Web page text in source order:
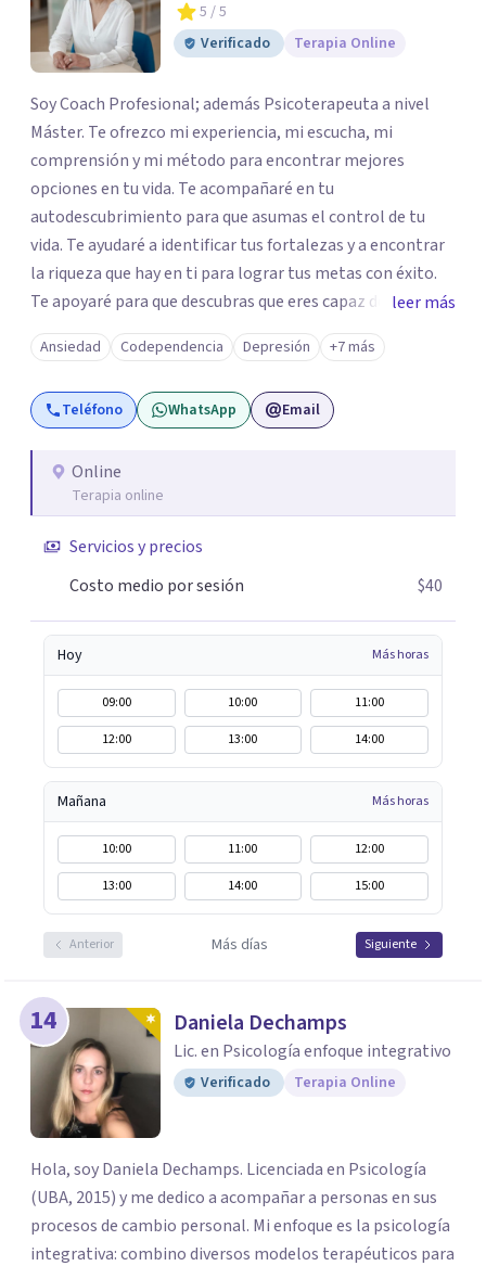
5 / 5
Verificado
Terapia Online
Soy Coach Profesional; además Psicoterapeuta a nivel
Máster. Te ofrezco mi experiencia, mi escucha, mi
comprensión y mi método para encontrar mejores
opciones en tu vida. Te acompañaré en tu
autodescubrimiento para que asumas el control de tu
vida. Te ayudaré a identificar tus fortalezas y a encontrar
la riqueza que hay en ti para lograr tus metas con éxito.
Te apoyaré para que descubras que eres capaz de
convertir los problemas en oportunidades Tú tienes
derecho a vivir con bienestar, sin culpas, sin
remordimientos y en plenitud. Con amor propio todo es
posible. En el viaje de tu vida. ¿Te das cuenta que tienes
objetivos pero también hay momentos en los que has
experimentado situaciones que no te favorecen y te
paso para encontrar soluciones.
leer más
Ansiedad Codependencia Depresión +7 más
Teléfono WhatsApp Email
Online
Terapia online
Servicios y precios
Costo medio por sesión
$40
Hoy Más horas
09:00 10:00
11:00
12:00
13:00 14:00
Mañana Más horas
10:00 11:00
12:00
13:00
14:00 15:00
Anterior Más días Siguiente
14 Daniela Dechamps
Lic. en Psicología enfoque integrativo
Verificado Terapia Online
Hola, soy Daniela Dechamps. Licenciada en Psicología
(UBA, 2015) y me dedico a acompañar a personas en sus
procesos de cambio personal. Mi enfoque es la psicología
integrativa: combino diversos modelos terapéuticos para